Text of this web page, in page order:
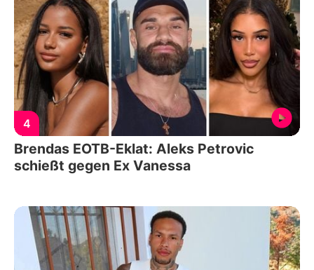
4
Brendas EOTB-Eklat: Aleks Petrovic
schießt gegen Ex Vanessa